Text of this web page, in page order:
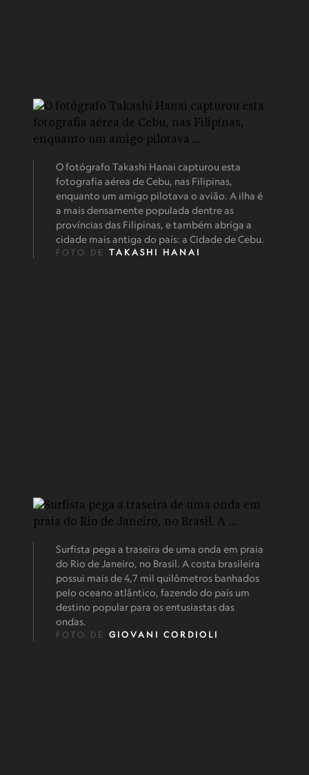
O fotógrafo Takashi Hanai capturou esta
fotografia aérea de Cebu, nas Filipinas,
enquanto um amigo pilotava o avião. A ilha é
a mais densamente populada dentre as
províncias das Filipinas, e também abriga a
cidade mais antiga do país: a Cidade de Cebu.
FOTO DE TAKASHI HANAI
Surfista pega a traseira de uma onda em praia
do Rio de Janeiro, no Brasil. A costa brasileira
possui mais de 4,7 mil quilômetros banhados
pelo oceano atlântico, fazendo do país um
destino popular para os entusiastas das
ondas.
FOTO DE GIOVANI CORDIOLI